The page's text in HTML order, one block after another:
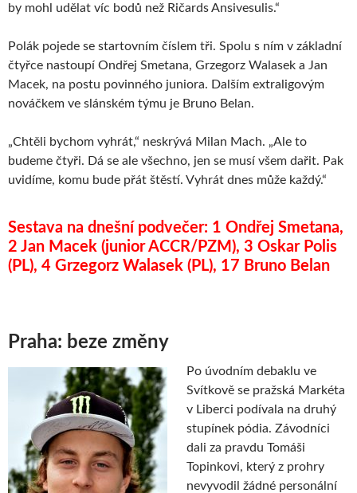
by mohl udělat víc bodů než Ričards Ansivesulis.“
Polák pojede se startovním číslem tři. Spolu s ním v základní
čtyřce nastoupí Ondřej Smetana, Grzegorz Walasek a Jan
Macek, na postu povinného juniora. Dalším extraligovým
nováčkem ve slánském týmu je Bruno Belan.
„Chtěli bychom vyhrát,“ neskrývá Milan Mach. „Ale to
budeme čtyři. Dá se ale všechno, jen se musí všem dařit. Pak
uvidíme, komu bude přát štěstí. Vyhrát dnes může každý.“
Sestava na dnešní podvečer: 1 Ondřej Smetana,
2 Jan Macek (junior ACCR/PZM), 3 Oskar Polis
(PL), 4 Grzegorz Walasek (PL), 17 Bruno Belan
Praha: beze změny
Po úvodním debaklu ve
Svítkově se pražská Markéta
v Liberci podívala na druhý
stupínek pódia. Závodníci
dali za pravdu Tomáši
Topinkovi, který z prohry
nevyvodil žádné personální